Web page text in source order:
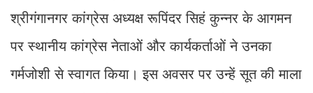
श्रीगंगानगर कांग्रेस अध्यक्ष रूपिंदर सिहं कुन्नर के आगमन
पर स्थानीय कांग्रेस नेताओं और कार्यकर्ताओं ने उनका
गर्मजोशी से स्वागत किया। इस अवसर पर उन्हें सूत की माला